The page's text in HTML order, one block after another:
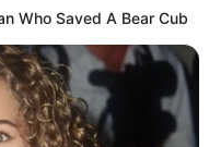
Who Saved A Bear Cub